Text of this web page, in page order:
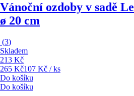
Vánoční ozdoby v sadě
ø 20 cm
(3)
Skladem
213 Kč
265 Kč107 Kč / ks
Do košíku
Do košíku